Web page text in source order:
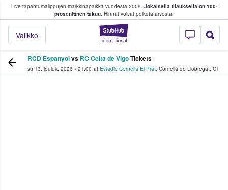
Live-tapahtumalippujen markkinapaikka vuodesta 2009. Jokaisella tilauksella on 100-
prosenttinen takuu. Hinnat voivat poiketa arvosta.
StubHub -
Valikko
fanit ostavat ja myyvät lippuja
RCD Espanyolvs RC Celta de VigoTickets
su 13. jouluk. 2026 • 21.00 at Estadio Cornella El Prat, Cornellà de Llobregat, CT